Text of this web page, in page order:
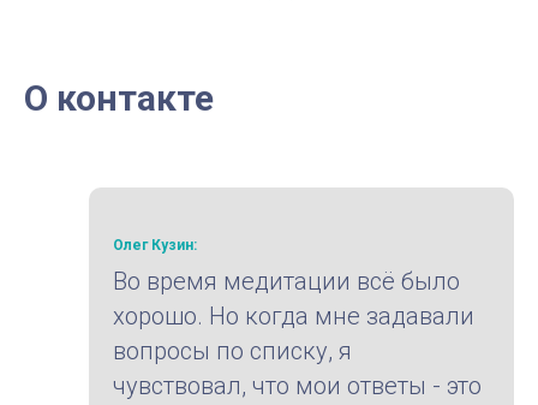
О контакте
Олег Кузин:
Во время медитации всё было
хорошо. Но когда мне задавали
вопросы по списку, я
чувствовал, что мои ответы - это